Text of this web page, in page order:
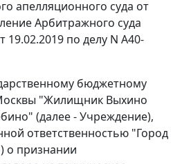
апелляционного суда от
Арбитражного суда
19.02.2019 по делу N А40-
бюджетному
"Жилищник Выхино
(далее - Учреждение),
ответственностью "Город
о признании